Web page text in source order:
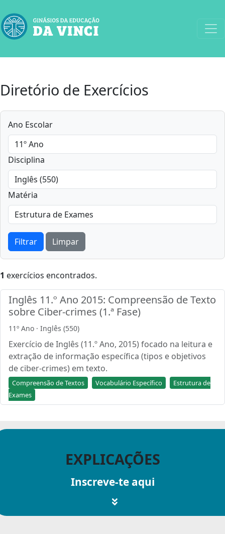
Diretório de Exercícios
Ano Escolar
Disciplina
Matéria
Filtrar Limpar
1 exercícios encontrados.
Inglês 11.º Ano 2015: Compreensão de Texto
sobre Ciber-crimes (1.ª Fase)
11º Ano · Inglês (550)
Exercício de Inglês (11.º Ano, 2015) focado na leitura e
extração de informação específica (tipos e objetivos
de ciber-crimes) em texto.
Compreensão de Textos Vocabulário Específico
Estrutura de
Exames
EXPLICAÇÕES
Inscreve-te aqui